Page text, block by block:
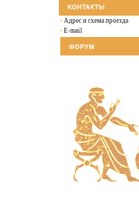
• Адрес и схема проезда
• E-mail